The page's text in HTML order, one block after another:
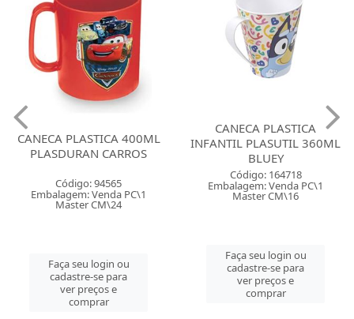
CANECA PLASTICA 400ML
PLASDURAN CARROS
Código: 94565
Embalagem: Venda PC\1
Master CM\24
Faça seu login ou
cadastre-se para
ver preços e
comprar
CANECA PLASTICA
INFANTIL PLASUTIL 360ML
BLUEY
Código: 164718
Embalagem: Venda PC\1
Master CM\16
Faça seu login ou
cadastre-se para
ver preços e
comprar